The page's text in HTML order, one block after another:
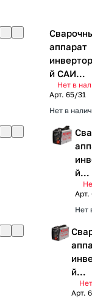
аппарат
й САИ
Ресанта
Нет в
Арт. 65/31
Нет в
й
Арт.
Нет
й
Арт.